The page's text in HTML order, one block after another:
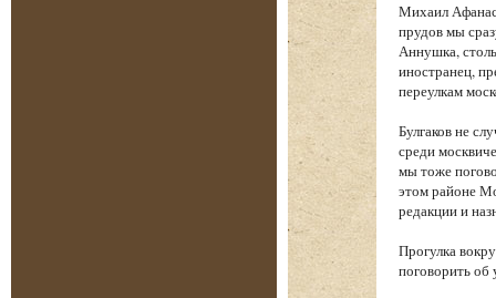
Михаил
прудов мы
Аннушка,
иностранец,
переулкам
Булгаков не
среди
мы тоже
этом районе
редакции и
Прогулка
поговорить об